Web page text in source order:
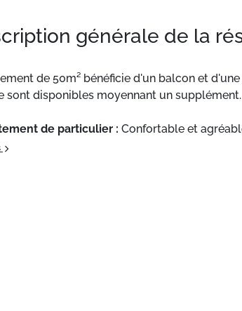
générale de la
de 50m² bénéficie d'un balcon et
sont disponibles moyennant un supplément.
de particulier : Confortable et
telles que la location de linge de